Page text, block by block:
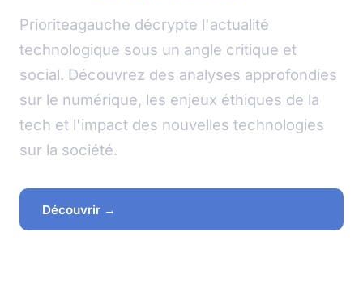
Prioriteagauche décrypte l'actualité
technologique sous un angle critique et
social. Découvrez des analyses approfondies
sur le numérique, les enjeux éthiques de la
tech et l'impact des nouvelles technologies
sur la société.
Découvrir →